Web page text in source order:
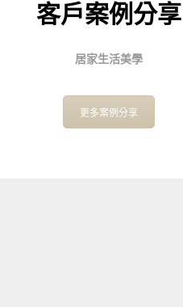
客戶案例分享
居家生活美學
更多案例分享